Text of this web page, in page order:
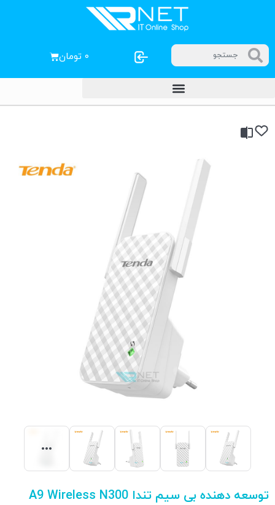
۰ تومان
توسعه دهنده بی سیم تندا A9 Wireless N300